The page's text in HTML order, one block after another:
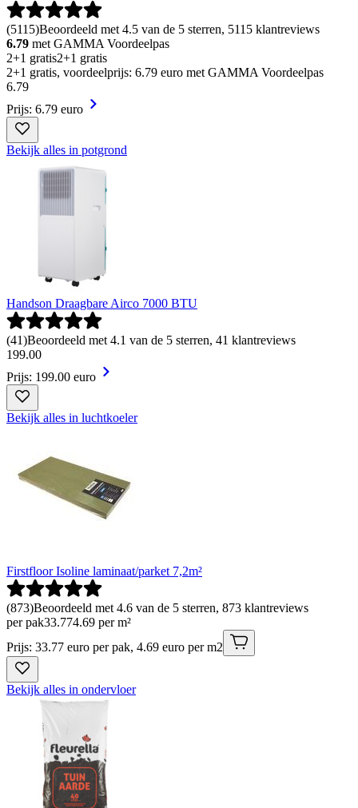
(5115)Beoordeeld met 4.5 van de 5 sterren, 5115 klantreviews
6.79 met GAMMA Voordeelpas
2+1 gratis2+1 gratis
2+1 gratis, voordeelprijs: 6.79 euro met GAMMA Voordeelpas
6.79
Prijs: 6.79 euro
Bekijk alles in potgrond
Handson Draagbare Airco 7000 BTU
(41)Beoordeeld met 4.1 van de 5 sterren, 41 klantreviews
199.00
Prijs: 199.00 euro
Bekijk alles in luchtkoeler
Firstfloor Isoline laminaat/parket 7,2m²
(873)Beoordeeld met 4.6 van de 5 sterren, 873 klantreviews
per pak33.774.69 per m²
Prijs: 33.77 euro per pak, 4.69 euro per m2
Bekijk alles in ondervloer